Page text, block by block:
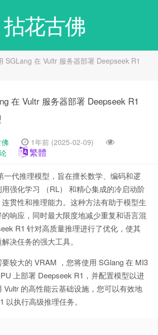
拈花古佛
SGLang 在 Vultr 服务器部署 Deepseek R1
在 Vultr 服务器部署 Deepseek R1
1年前 (2025-02-09)
繁體
一代推理模型，旨在擅长数学、编码和逻
强化学习 （RL） 和精心集成的冷启动阶
贯性和推理能力。这种方法有助于模型生
响应，同时最大限度地减少重复和语言混
R1 针对高质量推理进行了优化，使其
决任务的强大工具。
较大的 VRAM ，您将使用 SGlang 在 MI3
上部署 Deepseek R1，并配置模型以进
Vultr 的高性能云基础设施，您可以有效地
以执行高级推理任务。